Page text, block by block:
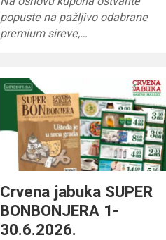
popuste na pažljivo odabrane
premium sireve,…
Crvena jabuka SUPER
BONBONJERA 1-
30.6.2026.